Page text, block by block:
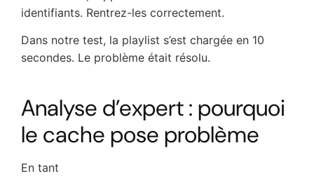
identifiants. Rentrez-les correctement.
Dans notre test, la playlist s’est chargée en 10
secondes. Le problème était résolu.
Analyse d’expert : pourquoi
le cache pose problème
En tant